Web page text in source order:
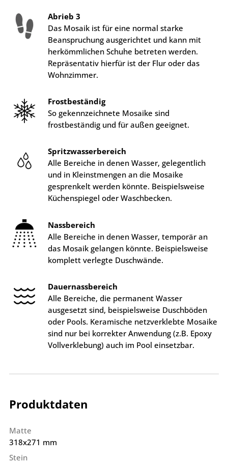
Abrieb 3
Das Mosaik ist für eine normal starke
Beanspruchung ausgerichtet und kann mit
herkömmlichen Schuhe betreten werden.
Repräsentativ hierfür ist der Flur oder das
Wohnzimmer.
Frostbeständig
So gekennzeichnete Mosaike sind
frostbeständig und für außen geeignet.
Spritzwasserbereich
Alle Bereiche in denen Wasser, gelegentlich
und in Kleinstmengen an die Mosaike
gesprenkelt werden könnte. Beispielsweise
Küchenspiegel oder Waschbecken.
Nassbereich
Alle Bereiche in denen Wasser, temporär an
das Mosaik gelangen könnte. Beispielsweise
komplett verlegte Duschwände.
Dauernassbereich
Alle Bereiche, die permanent Wasser
ausgesetzt sind, beispielsweise Duschböden
oder Pools. Keramische netzverklebte Mosaike
sind nur bei korrekter Anwendung (z.B. Epoxy
Vollverklebung) auch im Pool einsetzbar.
Produktdaten
Matte
318x271 mm
Stein